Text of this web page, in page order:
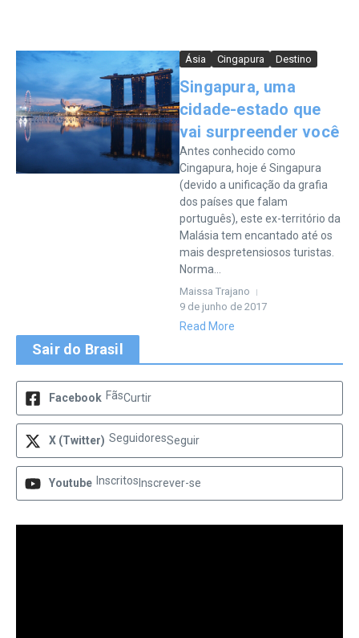
Ásia Cingapura Destino
Singapura, uma
cidade-estado que
vai surpreender você
Antes conhecido como
Cingapura, hoje é Singapura
(devido a unificação da grafia
dos países que falam
português), este ex-território da
Malásia tem encantado até os
mais despretensiosos turistas.
Norma...
Maissa Trajano
9 de junho de 2017
Read More
Sair do Brasil
Facebook FãsCurtir
X (Twitter) SeguidoresSeguir
Youtube Inscritos Inscrever-se